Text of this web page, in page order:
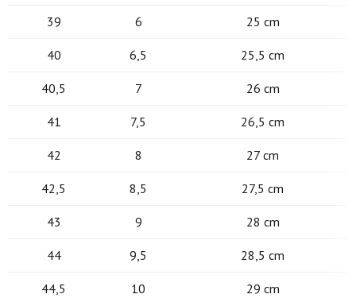
39 6 25 cm
40 6,5 25,5 cm
40,5 7 26 cm
41 7,5 26,5 cm
42 8 27 cm
42,5 8,5 27,5 cm
43 9 28 cm
44 9,5 28,5 cm
44,5 10 29 cm